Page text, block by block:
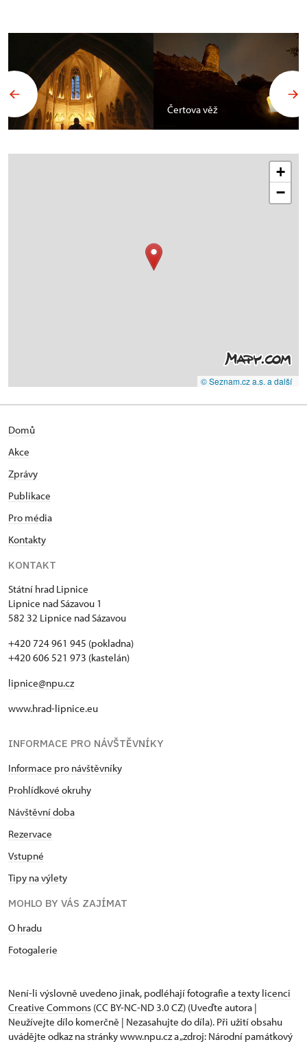
Čertova věž
+
−
© Seznam.cz a.s. a další
Domů
Akce
Zprávy
Publikace
Pro média
Kontakty
KONTAKT
Státní hrad Lipnice
Lipnice nad Sázavou 1
582 32 Lipnice nad Sázavou
+420 724 961 945 (pokladna)
+420 606 521 973 (kastelán)
lipnice@npu.cz
www.hrad-lipnice.eu
INFORMACE PRO NÁVŠTĚVNÍKY
Informace pro návštěvníky
Prohlídkové okruhy
Návštěvní doba
Rezervace
Vstupné
Tipy na výlety
MOHLO BY VÁS ZAJÍMAT
O hradu
Fotogalerie
Není-li výslovně uvedeno jinak, podléhají fotografie a texty licenci
Creative Commons (CC BY-NC-ND 3.0 CZ) (Uveďte autora |
Neužívejte dílo komerčně | Nezasahujte do díla). Při užití obsahu
uvádějte odkaz na stránky www.npu.cz a „zdroj: Národní památkový